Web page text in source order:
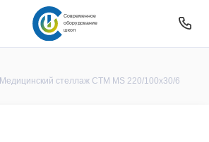
Современное
оборудование
школ
Медицинский стеллаж СТМ MS 220/100х30/6